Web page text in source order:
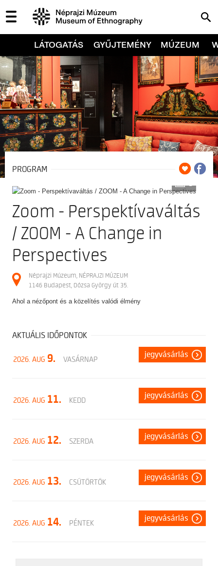
LÁTOGATÁS GYŰJTEMÉNY MÚZEUM
PROGRAM
3
Zoom - Perspektívaváltás
/ ZOOM - A Change in
Perspectives
Néprajzi Múzeum, NÉPRAJZI MÚZEUM
1146 Budapest, Dózsa György út 35.
Ahol a nézőpont és a közelítés valódi élmény
AKTUÁLIS IDŐPONTOK
2026. AUG 9. VASÁRNAP
jegyvásárlás
2026. AUG 11. KEDD
jegyvásárlás
2026. AUG 12. SZERDA
jegyvásárlás
2026. AUG 13. CSÜTÖRTÖK
jegyvásárlás
2026. AUG 14. PÉNTEK
jegyvásárlás